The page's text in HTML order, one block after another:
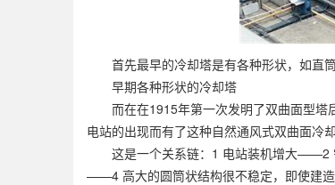
首先最早的冷却塔是有各种形状，如直
早期各种形状的冷却塔
而在在1915年第一次发明了双曲面型塔
电站的出现而有了这种自然通风式双曲面冷却
这是一个关系链：1 电站装机增大——2
——4 高大的圆筒状结构很不稳定，即使建